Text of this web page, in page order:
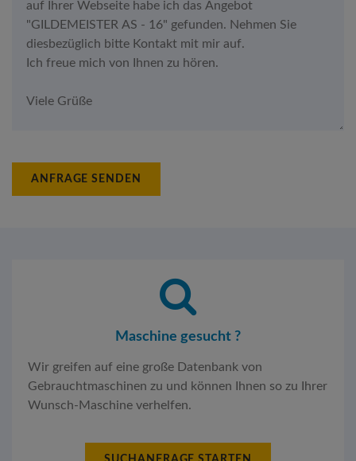
ANFRAGE SENDEN
Maschine gesucht ?
Wir greifen auf eine große Datenbank von
Gebrauchtmaschinen zu und können Ihnen so zu Ihrer
Wunsch-Maschine verhelfen.